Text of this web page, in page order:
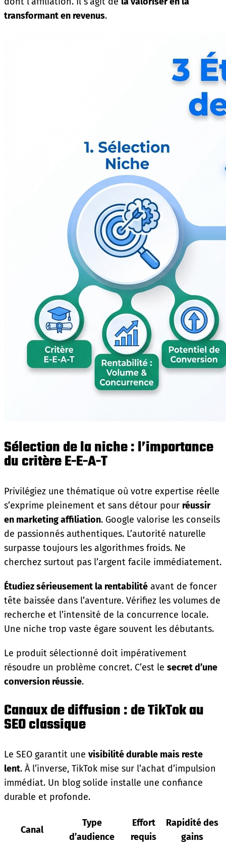
transformant en revenus.
Sélection de la niche : l’importance
du critère E-E-A-T
Privilégiez une thématique où votre expertise réelle
s’exprime pleinement et sans détour pour réussir
en marketing affiliation. Google valorise les conseils
de passionnés authentiques. L’autorité naturelle
surpasse toujours les algorithmes froids. Ne
cherchez surtout pas l’argent facile immédiatement.
Étudiez sérieusement la rentabilité avant de foncer
tête baissée dans l’aventure. Vérifiez les volumes de
recherche et l’intensité de la concurrence locale.
Une niche trop vaste égare souvent les débutants.
Le produit sélectionné doit impérativement
résoudre un problème concret. C’est le secret d’une
conversion réussie.
Canaux de diffusion : de TikTok au
SEO classique
Le SEO garantit une visibilité durable mais reste
lent. À l’inverse, TikTok mise sur l’achat d’impulsion
immédiat. Un blog solide installe une confiance
durable et profonde.
Canal
Type
d’audience
Effort
requis
Rapidité des
gains